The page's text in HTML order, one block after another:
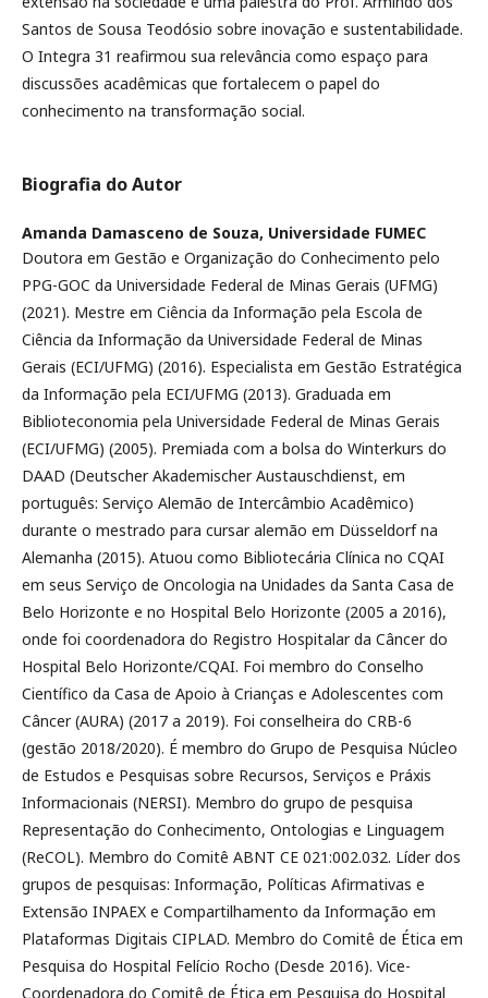
Santos de Sousa Teodósio sobre inovação e sustentabilidade.
O Integra 31 reafirmou sua relevância como espaço para
discussões acadêmicas que fortalecem o papel do
conhecimento na transformação social.
Biografia do Autor
Amanda Damasceno de Souza, Universidade FUMEC
Doutora em Gestão e Organização do Conhecimento pelo
PPG-GOC da Universidade Federal de Minas Gerais (UFMG)
(2021). Mestre em Ciência da Informação pela Escola de
Ciência da Informação da Universidade Federal de Minas
Gerais (ECI/UFMG) (2016). Especialista em Gestão Estratégica
da Informação pela ECI/UFMG (2013). Graduada em
Biblioteconomia pela Universidade Federal de Minas Gerais
(ECI/UFMG) (2005). Premiada com a bolsa do Winterkurs do
DAAD (Deutscher Akademischer Austauschdienst, em
português: Serviço Alemão de Intercâmbio Acadêmico)
durante o mestrado para cursar alemão em Düsseldorf na
Alemanha (2015). Atuou como Bibliotecária Clínica no CQAI
em seus Serviço de Oncologia na Unidades da Santa Casa de
Belo Horizonte e no Hospital Belo Horizonte (2005 a 2016),
onde foi coordenadora do Registro Hospitalar da Câncer do
Hospital Belo Horizonte/CQAI. Foi membro do Conselho
Científico da Casa de Apoio à Crianças e Adolescentes com
Câncer (AURA) (2017 a 2019). Foi conselheira do CRB-6
(gestão 2018/2020). É membro do Grupo de Pesquisa Núcleo
de Estudos e Pesquisas sobre Recursos, Serviços e Práxis
Informacionais (NERSI). Membro do grupo de pesquisa
Representação do Conhecimento, Ontologias e Linguagem
(ReCOL). Membro do Comitê ABNT CE 021:002.032. Líder dos
grupos de pesquisas: Informação, Políticas Afirmativas e
Extensão INPAEX e Compartilhamento da Informação em
Plataformas Digitais CIPLAD. Membro do Comitê de Ética em
Pesquisa do Hospital Felício Rocho (Desde 2016). Vice-
Coordenadora do Comitê de Ética em Pesquisa do Hospital